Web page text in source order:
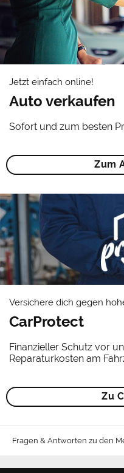
Jetzt einfach online!
Auto verkaufen
Sofort und zum besten
Zum
Versichere dich gegen
CarProtect
Finanzieller Schutz vor
Reparaturkosten am
Zu
Fragen & Antworten zu den